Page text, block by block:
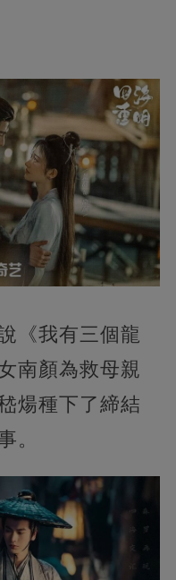
《我有三個龍
南顏為救母親
煬種下了締結
。